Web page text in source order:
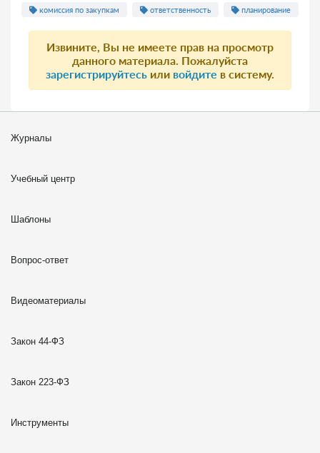
комиссия по закупкам ответственность планирование
Извините, Вы не имеете прав на просмотр
данного материала. Пожалуйста
зарегистрируйтесь или войдите в систему.
Журналы
Учебный центр
Шаблоны
Вопрос-ответ
Видеоматериалы
Закон 44-ФЗ
Закон 223-ФЗ
Инструменты